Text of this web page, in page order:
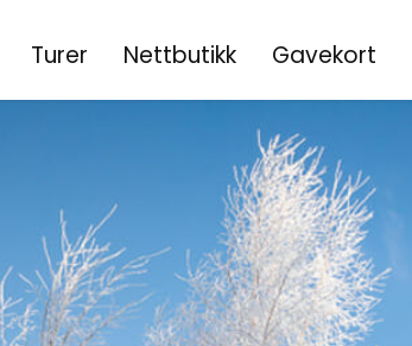
Turer Nettbutikk Gavekort